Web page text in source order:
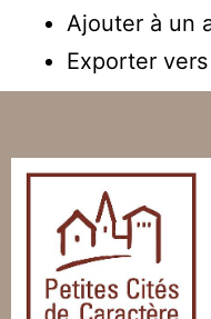
Ajouter à un
Exporter